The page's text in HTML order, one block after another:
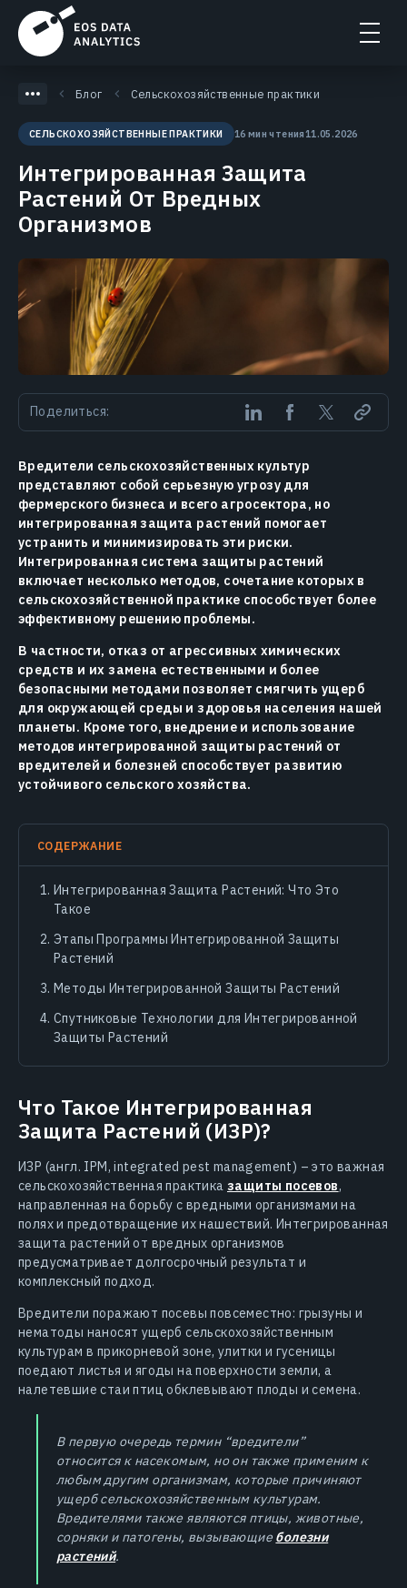
Блог Сельскохозяйственные практики
СЕЛЬСКОХОЗЯЙСТВЕННЫЕ ПРАКТИКИ 16 мин чтения11.05.2026
Интегрированная Защита
Растений От Вредных
Организмов
Поделиться:
Вредители сельскохозяйственных культур
представляют собой серьезную угрозу для
фермерского бизнеса и всего агросектора, но
интегрированная защита растений помогает
устранить и минимизировать эти риски.
Интегрированная система защиты растений
включает несколько методов, сочетание которых в
сельскохозяйственной практике способствует более
эффективному решению проблемы.
В частности, отказ от агрессивных химических
средств и их замена естественными и более
безопасными методами позволяет смягчить ущерб
для окружающей среды и здоровья населения нашей
планеты. Кроме того, внедрение и использование
методов интегрированной защиты растений от
вредителей и болезней способствует развитию
устойчивого сельского хозяйства.
СОДЕРЖАНИЕ
Интегрированная Защита Растений: Что Это
Такое
Этапы Программы Интегрированной Защиты
Растений
Методы Интегрированной Защиты Растений
Спутниковые Технологии для Интегрированной
Защиты Растений
Что Такое Интегрированная
Защита Растений (ИЗР)?
ИЗР (англ. IPM, integrated pest management) – это важная
сельскохозяйственная практика защиты посевов,
направленная на борьбу с вредными организмами на
полях и предотвращение их нашествий. Интегрированная
защита растений от вредных организмов
предусматривает долгосрочный результат и
комплексный подход.
Вредители поражают посевы повсеместно: грызуны и
нематоды наносят ущерб сельскохозяйственным
культурам в прикорневой зоне, улитки и гусеницы
поедают листья и ягоды на поверхности земли, а
налетевшие стаи птиц обклевывают плоды и семена.
В первую очередь термин “вредители”
относится к насекомым, но он также применим к
любым другим организмам, которые причиняют
ущерб сельскохозяйственным культурам.
Вредителями также являются птицы, животные,
сорняки и патогены, вызывающие болезни
растений.